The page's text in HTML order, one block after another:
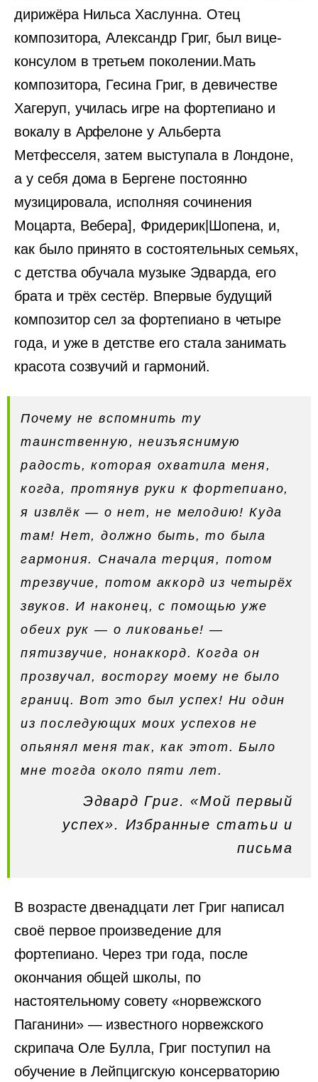
дирижёра Нильса Хаслунна. Отец
композитора, Александр Григ, был вице-
консулом в третьем поколении.Мать
композитора, Гесина Григ, в девичестве
Хагеруп, училась игре на фортепиано и
вокалу в Арфелоне у Альберта
Метфесселя, затем выступала в Лондоне,
а у себя дома в Бергене постоянно
музицировала, исполняя сочинения
Моцарта, Вебера], Фридерик|Шопена, и,
как было принято в состоятельных семьях,
с детства обучала музыке Эдварда, его
брата и трёх сестёр. Впервые будущий
композитор сел за фортепиано в четыре
года, и уже в детстве его стала занимать
красота созвучий и гармоний.
Почему не вспомнить ту
таинственную, неизъяснимую
радость, которая охватила меня,
когда, протянув руки к фортепиано,
я извлёк — о нет, не мелодию! Куда
там! Нет, должно быть, то была
гармония. Сначала терция, потом
трезвучие, потом аккорд из четырёх
звуков. И наконец, с помощью уже
обеих рук — о ликованье! —
пятизвучие, нонаккорд. Когда он
прозвучал, восторгу моему не было
границ. Вот это был успех! Ни один
из последующих моих успехов не
опьянял меня так, как этот. Было
мне тогда около пяти лет.
Эдвард Григ. «Мой первый
успех». Избранные статьи и
письма
В возрасте двенадцати лет Григ написал
своё первое произведение для
фортепиано. Через три года, после
окончания общей школы, по
настоятельному совету «норвежского
Паганини» — известного норвежского
скрипача Оле Булла, Григ поступил на
обучение в Лейпцигскую консерваторию